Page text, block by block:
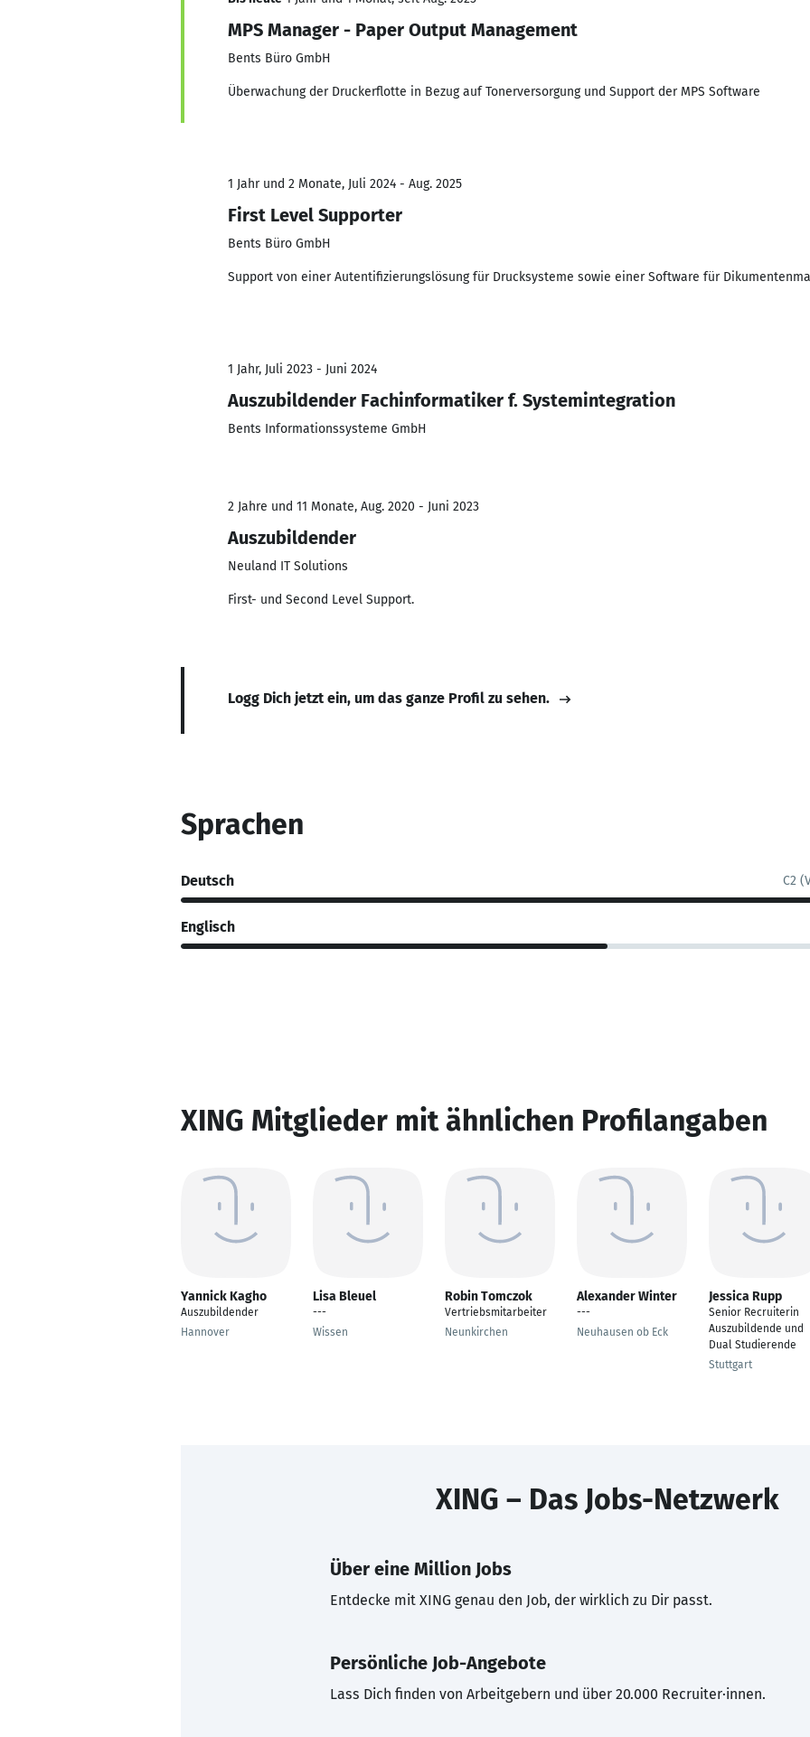
MPS Manager - Paper Output Management
Bents Büro GmbH
Überwachung der Druckerflotte in Bezug auf Tonerversorgung und Support der MPS Software
1 Jahr und 2 Monate, Juli 2024 - Aug. 2025
First Level Supporter
Bents Büro GmbH
Support von einer Autentifizierungslösung für Drucksysteme sowie einer Software für
1 Jahr, Juli 2023 - Juni 2024
Auszubildender Fachinformatiker f. Systemintegration
Bents Informationssysteme GmbH
2 Jahre und 11 Monate, Aug. 2020 - Juni 2023
Auszubildender
Neuland IT Solutions
First- und Second Level Support.
Logg Dich jetzt ein, um das ganze Profil zu sehen.
Sprachen
Deutsch C2
Englisch
XING Mitglieder mit ähnlichen Profilangaben
Yannick Kagho
Auszubildender
Hannover
Lisa Bleuel
---
Wissen
Robin Tomczok
Vertriebsmitarbeiter
Neunkirchen
Alexander Winter
---
Neuhausen ob Eck
Jessica Rupp
Senior Recruiterin
Auszubildende und
Dual Studierende
Stuttgart
XING – Das Jobs-Netzwerk
Über eine Million Jobs
Entdecke mit XING genau den Job, der wirklich zu Dir passt.
Persönliche Job-Angebote
Lass Dich finden von Arbeitgebern und über 20.000 Recruiter·innen.